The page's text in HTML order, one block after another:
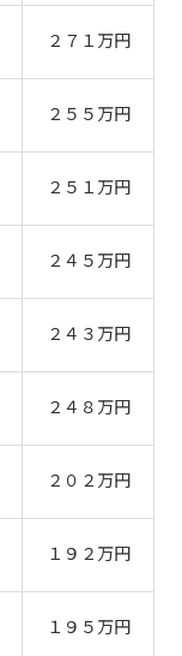
２７１万円
２５５万円
２５１万円
２４５万円
２４３万円
２４８万円
２０２万円
１９２万円
１９５万円